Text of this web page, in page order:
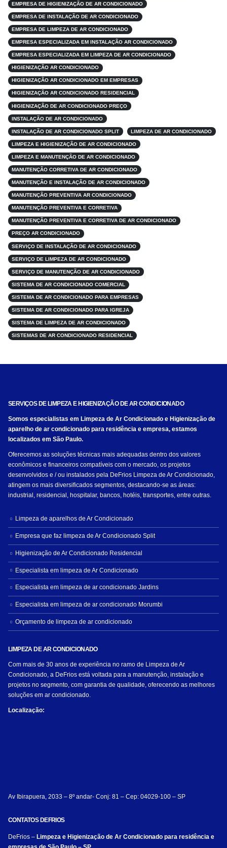
EMPRESA DE HIGIENIZAÇÃO DE AR CONDICIONADO
EMPRESA DE INSTALAÇÃO DE AR CONDICIONADO
EMPRESA DE LIMPEZA DE AR CONDICIONADO
EMPRESA ESPECIALIZADA EM INSTALAÇÃO AR CONDICIONADO
EMPRESA ESPECIALIZADA EM LIMPEZA DE AR CONDICIONADO
HIGIENIZAÇÃO AR CONDICIONADO
HIGIENIZAÇÃO AR CONDICIONADO EM EMPRESAS
HIGIENIZAÇÃO AR CONDICIONADO RESIDENCIAL
HIGIENIZAÇÃO DE AR CONDICIONADO PREÇO
INSTALAÇÃO DE AR CONDICIONADO
INSTALAÇÃO DE AR CONDICIONADO SPLIT LIMPEZA DE AR CONDICIONADO
LIMPEZA E HIGIENIZAÇÃO DE AR CONDICIONADO
LIMPEZA E MANUTENÇÃO DE AR CONDICIONADO
MANUTENÇÃO CORRETIVA DE AR CONDICIONADO
MANUTENÇÃO E INSTALAÇÃO DE AR CONDICIONADO
MANUTENÇÃO PREVENTIVA AR CONDICIONADO
MANUTENÇÃO PREVENTIVA E CORRETIVA
MANUTENÇÃO PREVENTIVA E CORRETIVA DE AR CONDICIONADO
PREÇO AR CONDICIONADO
SERVIÇO DE INSTALAÇÃO DE AR CONDICIONADO
SERVIÇO DE LIMPEZA DE AR CONDICIONADO
SERVIÇO DE MANUTENÇÃO DE AR CONDICIONADO
SISTEMA DE AR CONDICIONADO COMERCIAL
SISTEMA DE AR CONDICIONADO PARA EMPRESAS
SISTEMA DE AR CONDICIONADO PARA IGREJA
SISTEMA DE LIMPEZA DE AR CONDICIONADO
SISTEMAS DE AR CONDICIONADO RESIDENCIAL
SERVIÇOS DE LIMPEZA E HIGIENIZAÇÃO DE AR CONDICIONADO
Somos especialistas em Limpeza de Ar Condicionado e Higienização de
aparelho de ar condicionado para residência e empresa, estamos
localizados em São Paulo.
Oferecemos as soluções técnicas mais adequadas dentro dos valores
econômicos e financeiros compatíveis com o mercado, os projetos
desenvolvidos e / ou instalados pela DeFrios Limpeza de Ar Condicionado,
atingem os mais diversificados segmentos, destacando-se as áreas:
industrial, residencial, hospitalar, bancos, hotéis, transportes, entre outras.
Limpeza de aparelhos de Ar Condicionado
Empresa que faz limpeza de Ar Condicionado Split
Higienização de Ar Condicionado Residencial
Especialista em limpeza de Ar Condicionado
Especialista em limpeza de ar condicionado Jardins
Especialista em limpeza de ar condicionado Morumbi
Orçamento de limpeza de ar condicionado
LIMPEZA DE AR CONDICIONADO
Com mais de 30 anos de experiência no ramo de Limpeza de Ar
Condicionado, a DeFrios está voltada para a manutenção, instalação e
projetos no segmento, com garantia de qualidade, oferecendo as melhores
soluções em ar condicionado.
Localização:
Av Ibirapuera, 2033 – 8º andar- Conj: 81 – Cep: 04029-100 – SP
CONTATOS DEFRIOS
DeFrios – Limpeza e Higienização de Ar Condicionado para residência e
empresas de São Paulo – SP.